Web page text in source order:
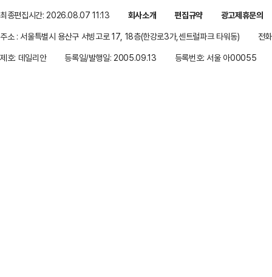
최종편집시간: 2026.08.07 11:13 회사소개 편집규약
광고제휴문의
주소 : 서울특별시 용산구 서빙고로 17, 18층(한강로3가,센트럴파크 타워동)
전
제호: 데일리안
등록일/발행일: 2005.09.13 등록번호: 서울 아00055